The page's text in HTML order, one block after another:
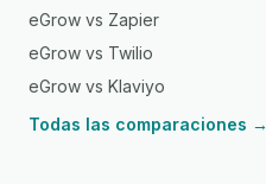
eGrow vs Zapier
eGrow vs Twilio
eGrow vs Klaviyo
Todas las comparaciones →